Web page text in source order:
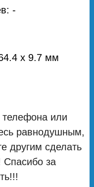
-
x 9.7 мм
или
равнодушным,
другим сделать
за